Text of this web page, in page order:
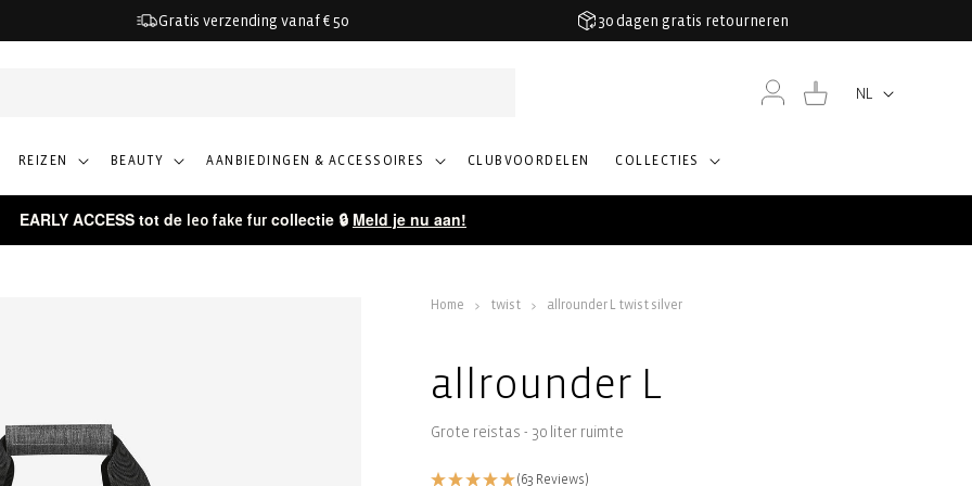
Gratis verzending vanaf € 50 30 dagen gratis retourneren
REIZEN BEAUTY AANBIEDINGEN & ACCESSOIRES CLUBVOORDELEN COLLECTIES
Taal NL
Inloggen
Winkelwagen
EARLY ACCESS tot de leo fake fur collectie 🔒 Meld je nu aan!
Home twist allrounder L twist silver
allrounder L
Grote reistas - 30 liter ruimte
(63 Reviews)